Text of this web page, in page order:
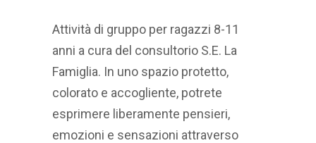
Attività di gruppo per ragazzi 8-11
anni a cura del consultorio S.E. La
Famiglia. In uno spazio protetto,
colorato e accogliente, potrete
esprimere liberamente pensieri,
emozioni e sensazioni attraverso